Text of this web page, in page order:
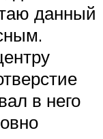
данный
в него